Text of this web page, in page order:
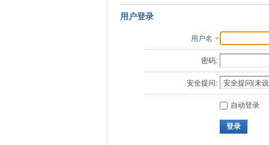
用户登录
用户名
密码:
安全提问:
自动登录
登录